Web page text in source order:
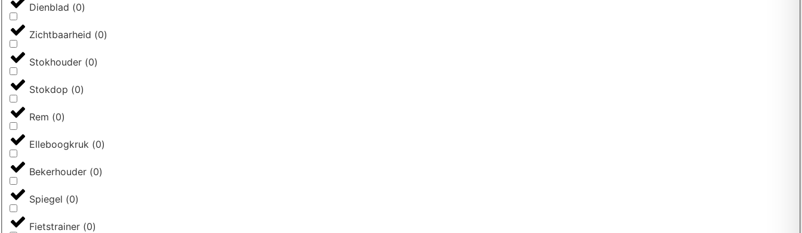
Dienblad (0)
Zichtbaarheid (0)
Stokhouder (0)
Stokdop (0)
Rem (0)
Elleboogkruk (0)
Bekerhouder (0)
Spiegel (0)
Fietstrainer (0)